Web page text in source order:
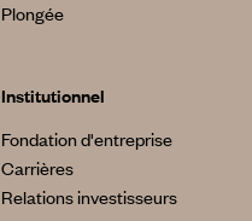
Plongée
Institutionnel
Fondation d'entreprise
Carrières
Relations investisseurs